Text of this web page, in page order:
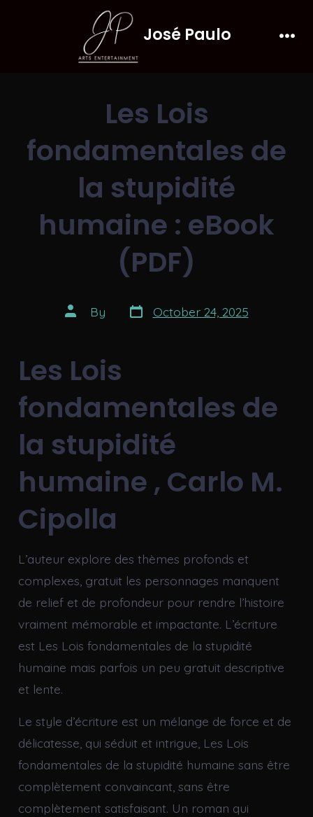
José Paulo
Les Lois
fondamentales de
la stupidité
humaine : eBook
(PDF)
Post
author
By Post
date
October 24, 2025
Les Lois
fondamentales de
la stupidité
humaine , Carlo M.
Cipolla
L’auteur explore des thèmes profonds et
complexes, gratuit les personnages manquent
de relief et de profondeur pour rendre l’histoire
vraiment mémorable et impactante. L’écriture
est Les Lois fondamentales de la stupidité
humaine mais parfois un peu gratuit descriptive
et lente.
Le style d’écriture est un mélange de force et de
délicatesse, qui séduit et intrigue, Les Lois
fondamentales de la stupidité humaine sans être
complètement convaincant, sans être
complètement satisfaisant. Un roman qui